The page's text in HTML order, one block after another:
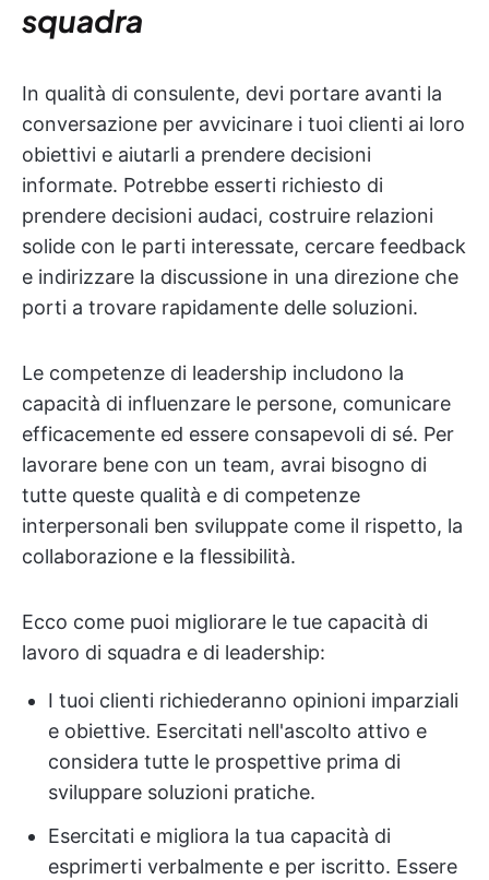
squadra
In qualità di consulente, devi portare avanti la
conversazione per avvicinare i tuoi clienti ai loro
obiettivi e aiutarli a prendere decisioni
informate. Potrebbe esserti richiesto di
prendere decisioni audaci, costruire relazioni
solide con le parti interessate, cercare feedback
e indirizzare la discussione in una direzione che
porti a trovare rapidamente delle soluzioni.
Le competenze di leadership includono la
capacità di influenzare le persone, comunicare
efficacemente ed essere consapevoli di sé. Per
lavorare bene con un team, avrai bisogno di
tutte queste qualità e di competenze
interpersonali ben sviluppate come il rispetto, la
collaborazione e la flessibilità.
Ecco come puoi migliorare le tue capacità di
lavoro di squadra e di leadership:
I tuoi clienti richiederanno opinioni imparziali
e obiettive. Esercitati nell'ascolto attivo e
considera tutte le prospettive prima di
sviluppare soluzioni pratiche.
Esercitati e migliora la tua capacità di
esprimerti verbalmente e per iscritto. Essere